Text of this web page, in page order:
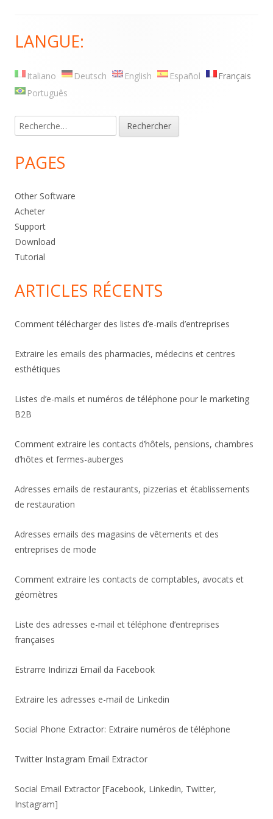
Main
Sidebar
LANGUE:
Italiano Deutsch English Español
Français
Português
Rechercher :
PAGES
Other Software
Acheter
Support
Download
Tutorial
ARTICLES RÉCENTS
Comment télécharger des listes d’e-mails d’entreprises
Extraire les emails des pharmacies, médecins et centres
esthétiques
Listes d’e-mails et numéros de téléphone pour le marketing
B2B
Comment extraire les contacts d’hôtels, pensions, chambres
d’hôtes et fermes-auberges
Adresses emails de restaurants, pizzerias et établissements
de restauration
Adresses emails des magasins de vêtements et des
entreprises de mode
Comment extraire les contacts de comptables, avocats et
géomètres
Liste des adresses e-mail et téléphone d’entreprises
françaises
Estrarre Indirizzi Email da Facebook
Extraire les adresses e-mail de Linkedin
Social Phone Extractor: Extraire numéros de téléphone
Twitter Instagram Email Extractor
Social Email Extractor [Facebook, Linkedin, Twitter,
Instagram]